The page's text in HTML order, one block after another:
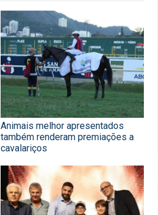
Animais melhor apresentados
também renderam premiações a
cavalariços